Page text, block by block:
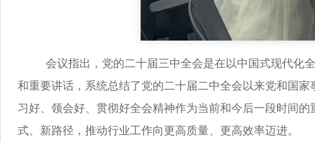
会议指出，党的二十届三中全会是在以中国式现代化全
和重要讲话，系统总结了党的二十届二中全会以来党和国
习好、领会好、贯彻好全会精神作为当前和今后一段时间
式、新路径，推动行业工作向更高质量、更高效率迈进。